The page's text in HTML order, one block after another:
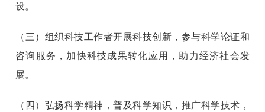
设。
（三）组织科技工作者开展科技创新，参与科学论证和
咨询服务，加快科技成果转化应用，助力经济社会发
展。
（四）弘扬科学精神，普及科学知识，推广科学技术，